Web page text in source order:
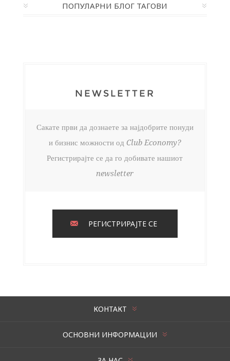
ПОПУЛАРНИ БЛОГ ТАГОВИ
NEWSLETTER
Сакате први да дознаете за најдобрите понуди
и бизнис можности од Club Economy?
Регистрирајте се да го добивате нашиот
newsletter
РЕГИСТРИРАЈТЕ СЕ
КОНТАКТ
ОСНОВНИ ИНФОРМАЦИИ